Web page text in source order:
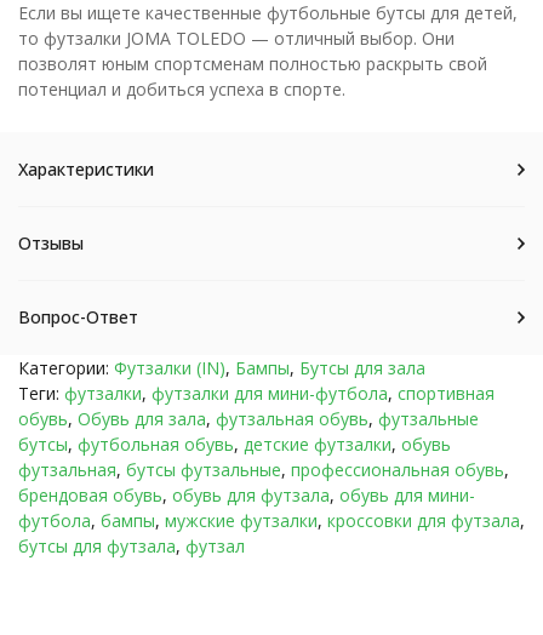
Если вы ищете качественные футбольные бутсы для детей,
то футзалки JOMA TOLEDO — отличный выбор. Они
позволят юным спортсменам полностью раскрыть свой
потенциал и добиться успеха в спорте.
Характеристики
Отзывы
Вопрос-Ответ
Категории: Футзалки (IN), Бампы, Бутсы для зала
Теги: футзалки, футзалки для мини-футбола, спортивная
обувь, Обувь для зала, футзальная обувь, футзальные
бутсы, футбольная обувь, детские футзалки, обувь
футзальная, бутсы футзальные, профессиональная обувь,
брендовая обувь, обувь для футзала, обувь для мини-
футбола, бампы, мужские футзалки, кроссовки для футзала,
бутсы для футзала, футзал